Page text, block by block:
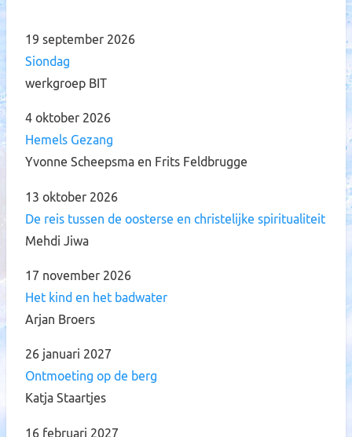
19 september 2026
Siondag
werkgroep BIT
4 oktober 2026
Hemels Gezang
Yvonne Scheepsma en Frits Feldbrugge
13 oktober 2026
De reis tussen de oosterse en christelijke spiritualiteit
Mehdi Jiwa
17 november 2026
Het kind en het badwater
Arjan Broers
26 januari 2027
Ontmoeting op de berg
Katja Staartjes
16 februari 2027